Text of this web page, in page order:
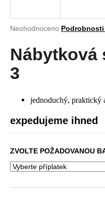
Průměrné
produktu
je
0,0
z
Neohodnoceno
Nábytková
3
jednoduchý, praktický
expedujeme ihned
ZVOLTE POŽADOVANOU
j
t
?
HLEDAT
D
o